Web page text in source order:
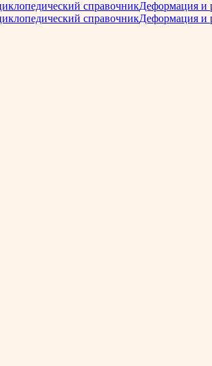
справочникДеформация и
справочникДеформация и